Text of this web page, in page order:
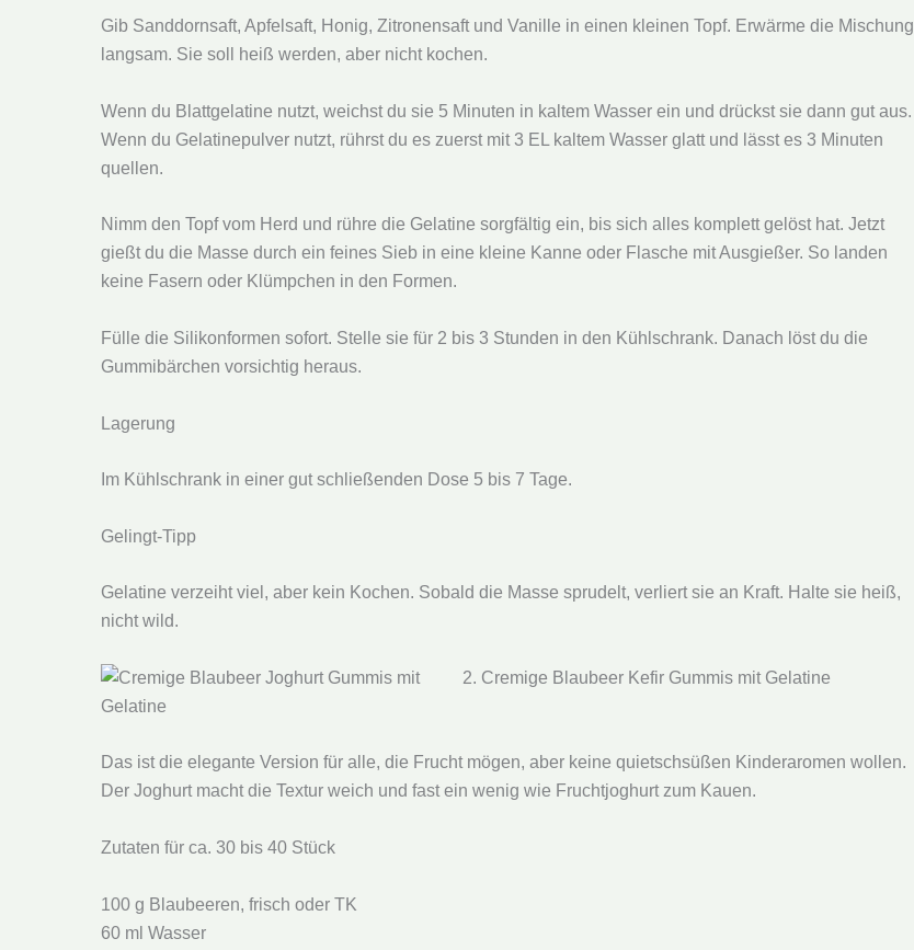
Gib Sanddornsaft, Apfelsaft, Honig, Zitronensaft und Vanille in einen kleinen Topf. Erwärme die Mischung
langsam. Sie soll heiß werden, aber nicht kochen.
Wenn du Blattgelatine nutzt, weichst du sie 5 Minuten in kaltem Wasser ein und drückst sie dann gut aus.
Wenn du Gelatinepulver nutzt, rührst du es zuerst mit 3 EL kaltem Wasser glatt und lässt es 3 Minuten
quellen.
Nimm den Topf vom Herd und rühre die Gelatine sorgfältig ein, bis sich alles komplett gelöst hat. Jetzt
gießt du die Masse durch ein feines Sieb in eine kleine Kanne oder Flasche mit Ausgießer. So landen
keine Fasern oder Klümpchen in den Formen.
Fülle die Silikonformen sofort. Stelle sie für 2 bis 3 Stunden in den Kühlschrank. Danach löst du die
Gummibärchen vorsichtig heraus.
Lagerung
Im Kühlschrank in einer gut schließenden Dose 5 bis 7 Tage.
Gelingt-Tipp
Gelatine verzeiht viel, aber kein Kochen. Sobald die Masse sprudelt, verliert sie an Kraft. Halte sie heiß,
nicht wild.
2. Cremige Blaubeer Kefir Gummis mit Gelatine
Das ist die elegante Version für alle, die Frucht mögen, aber keine quietschsüßen Kinderaromen wollen.
Der Joghurt macht die Textur weich und fast ein wenig wie Fruchtjoghurt zum Kauen.
Zutaten für ca. 30 bis 40 Stück
100 g Blaubeeren, frisch oder TK
60 ml Wasser